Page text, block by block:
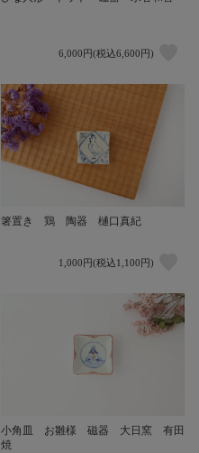
6,000円(税込6,600円)
箸置き 鶏 陶器 樋口真紀
1,000円(税込1,100円)
小角皿 お雛様 磁器 大日窯 有田
焼